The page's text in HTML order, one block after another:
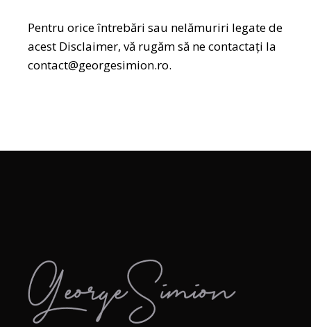
Pentru orice întrebări sau nelămuriri legate de
acest Disclaimer, vă rugăm să ne contactați la
contact@georgesimion.ro.